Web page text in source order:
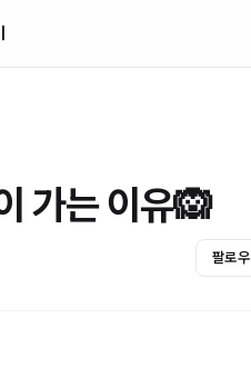
가는 이유🙉
팔로우